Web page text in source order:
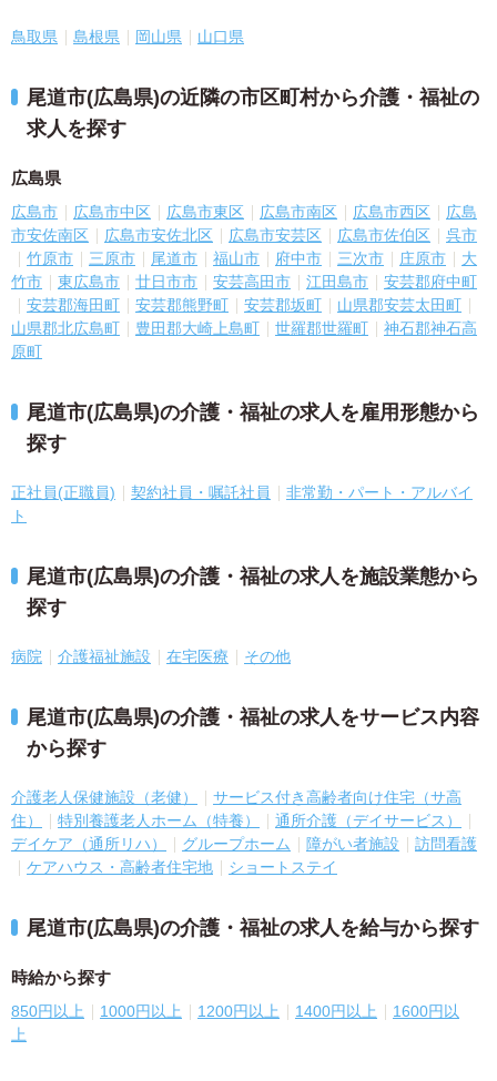
鳥取県 島根県 岡山県 山口県
尾道市(広島県)の近隣の市区町村から介護・福祉の
求人を探す
広島県
広島市 広島市中区 広島市東区 広島市南区 広島市西区
広島
市安佐南区
広島市安佐北区 広島市安芸区 広島市佐伯区
呉市
竹原市
三原市 尾道市 福山市 府中市 三次市 庄原市
大
竹市
東広島市 廿日市市 安芸高田市 江田島市
安芸郡府中町
安芸郡海田町
安芸郡熊野町 安芸郡坂町
山県郡安芸太田町
山県郡北広島町
豊田郡大崎上島町 世羅郡世羅町
神石郡神石高
原町
尾道市(広島県)の介護・福祉の求人を雇用形態から
探す
正社員(正職員) 契約社員・嘱託社員
非常勤・パート・アルバイ
ト
尾道市(広島県)の介護・福祉の求人を施設業態から
探す
病院 介護福祉施設 在宅医療 その他
尾道市(広島県)の介護・福祉の求人をサービス内容
から探す
介護老人保健施設（老健）
サービス付き高齢者向け住宅（サ高
住）
特別養護老人ホーム（特養）
通所介護（デイサービス）
デイケア（通所リハ）
グループホーム 障がい者施設
訪問看護
ケアハウス・高齢者住宅地
ショートステイ
尾道市(広島県)の介護・福祉の求人を給与から探す
時給から探す
850円以上 1000円以上 1200円以上 1400円以上
1600円以
上